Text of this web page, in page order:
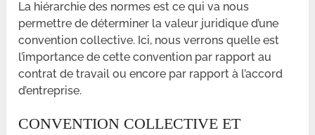
La hiérarchie des normes est ce qui va nous
permettre de déterminer la valeur juridique d’une
convention collective. Ici, nous verrons quelle est
l’importance de cette convention par rapport au
contrat de travail ou encore par rapport à l’accord
d’entreprise.
CONVENTION COLLECTIVE ET